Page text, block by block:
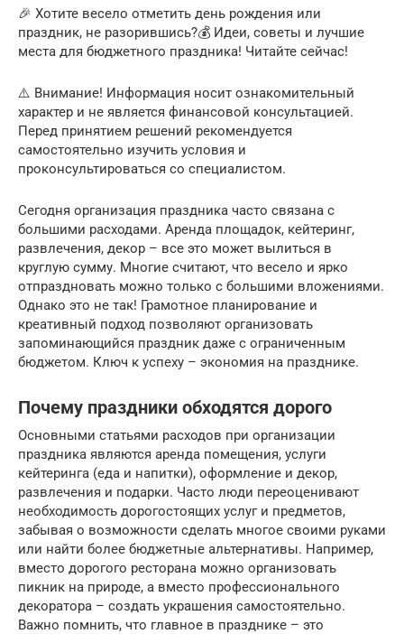
🎉 Хотите весело отметить день рождения или
праздник, не разорившись?💰 Идеи, советы и лучшие
места для бюджетного праздника! Читайте сейчас!
⚠️ Внимание! Информация носит ознакомительный
характер и не является финансовой консультацией.
Перед принятием решений рекомендуется
самостоятельно изучить условия и
проконсультироваться со специалистом.
Сегодня организация праздника часто связана с
большими расходами. Аренда площадок, кейтеринг,
развлечения, декор – все это может вылиться в
круглую сумму. Многие считают, что весело и ярко
отпраздновать можно только с большими вложениями.
Однако это не так! Грамотное планирование и
креативный подход позволяют организовать
запоминающийся праздник даже с ограниченным
бюджетом. Ключ к успеху – экономия на празднике.
Почему праздники обходятся дорого
Основными статьями расходов при организации
праздника являются аренда помещения, услуги
кейтеринга (еда и напитки), оформление и декор,
развлечения и подарки. Часто люди переоценивают
необходимость дорогостоящих услуг и предметов,
забывая о возможности сделать многое своими руками
или найти более бюджетные альтернативы. Например,
вместо дорогого ресторана можно организовать
пикник на природе, а вместо профессионального
декоратора – создать украшения самостоятельно.
Важно помнить, что главное в празднике – это